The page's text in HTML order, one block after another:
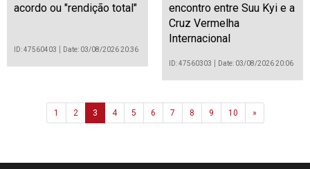
acordo ou "rendição total"
ID: 47560403 Date: 03/08/2026 20:36
encontro entre Suu Kyi e a
Cruz Vermelha
Internacional
ID: 47560303 Date: 03/08/2026 20:06
1 2 3 4 5 6 7 8 9 10 »Next